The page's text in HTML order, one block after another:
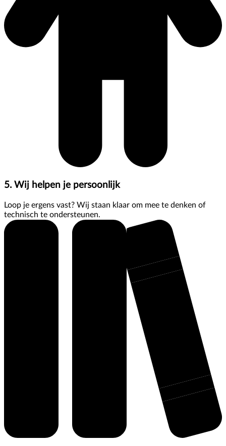
5. Wij helpen je persoonlijk
Loop je ergens vast? Wij staan klaar om mee te denken of
technisch te ondersteunen.